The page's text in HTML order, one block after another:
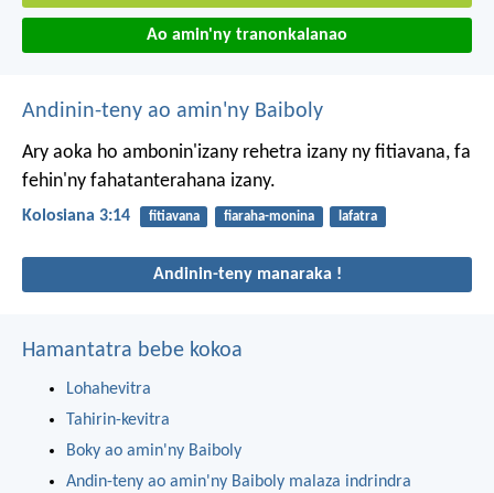
Ao amin'ny tranonkalanao
Andinin-teny ao amin'ny Baiboly
Ary aoka ho ambonin'izany rehetra izany ny fitiavana, fa
fehin'ny fahatanterahana izany.
Kolosiana 3:14 fitiavana fiaraha-monina lafatra
Andinin-teny manaraka !
Hamantatra bebe kokoa
Lohahevitra
Tahirin-kevitra
Boky ao amin'ny Baiboly
Andin-teny ao amin'ny Baiboly malaza indrindra